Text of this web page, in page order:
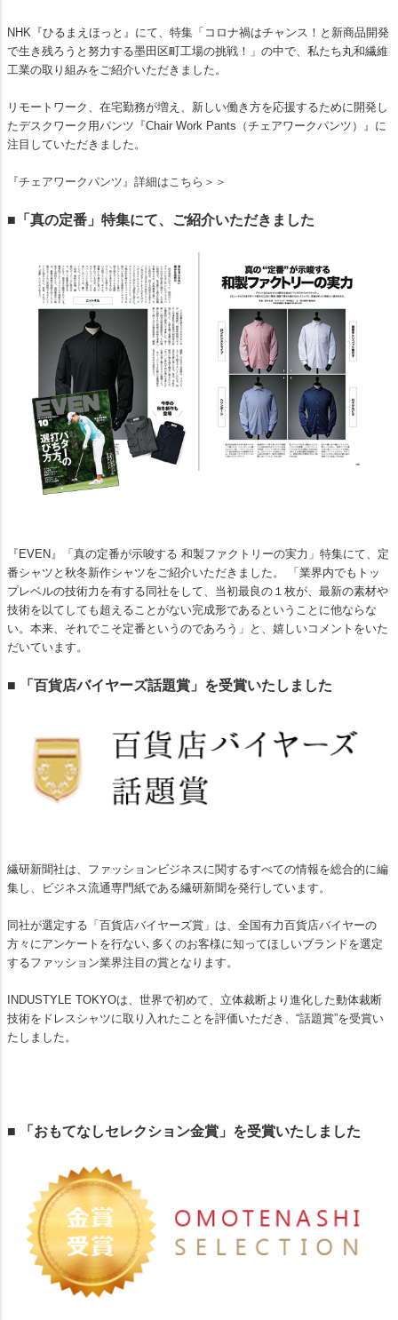
NHK『ひるまえほっと』にて、特集「コロナ禍はチャンス！と新商品開発
で生き残ろうと努力する墨田区町工場の挑戦！」の中で、私たち丸和繊維
工業の取り組みをご紹介いただきました。
リモートワーク、在宅勤務が増え、新しい働き方を応援するために開発し
たデスクワーク用パンツ『Chair Work Pants（チェアワークパンツ）』に
注目していただきました。
『チェアワークパンツ』詳細はこちら＞＞
■「真の定番」特集にて、ご紹介いただきました
『EVEN』「真の定番が示唆する 和製ファクトリーの実力」特集にて、定
番シャツと秋冬新作シャツをご紹介いただきました。 「業界内でもトッ
プレベルの技術力を有する同社をして、当初最良の１枚が、最新の素材や
技術を以てしても超えることがない完成形であるということに他ならな
い。本来、それでこそ定番というのであろう」と、嬉しいコメントをいた
だいています。
■ 「百貨店バイヤーズ話題賞」を受賞いたしました
繊研新聞社は、ファッションビジネスに関するすべての情報を総合的に編
集し、ビジネス流通専門紙である繊研新聞を発行しています。
同社が選定する「百貨店バイヤーズ賞」は、全国有力百貨店バイヤーの
方々にアンケートを行ない､多くのお客様に知ってほしいブランドを選定
するファッション業界注目の賞となります。
INDUSTYLE TOKYOは、世界で初めて、立体裁断より進化した動体裁断
技術をドレスシャツに取り入れたことを評価いただき、“話題賞”を受賞い
たしました。
■ 「おもてなしセレクション金賞」を受賞いたしました